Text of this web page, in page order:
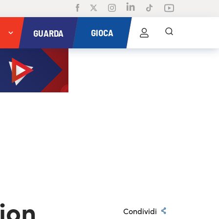
GUARDA GIOCA
Condividi